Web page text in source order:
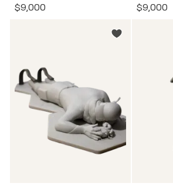
$9,000 $9,000